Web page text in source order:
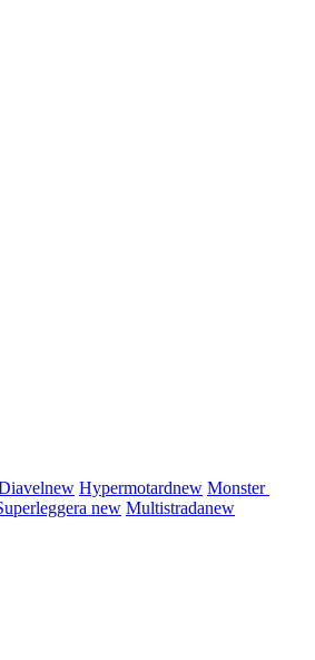
new Hypermotardnew Monster
new Multistradanew